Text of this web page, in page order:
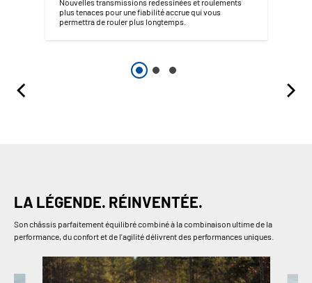
Nouvelles transmissions redessinées et roulements
plus tenaces pour une fiabilité accrue qui vous
permettra de rouler plus longtemps.
LA LÉGENDE. RÉINVENTÉE.
Son châssis parfaitement équilibré combiné à la combinaison ultime de la
performance, du confort et de l'agilité délivrent des performances uniques.